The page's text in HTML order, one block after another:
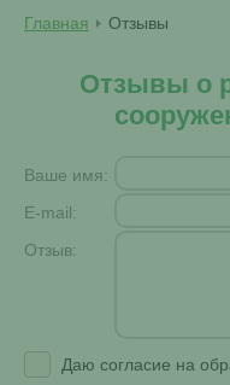
Главная Отзывы
Отзывы о
Ваше имя:
E-mail:
Отзыв:
Даю согласие на